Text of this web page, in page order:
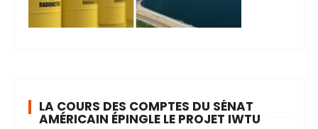
LA COURS DES COMPTES DU SÉNAT
AMÉRICAIN ÉPINGLE LE PROJET IWTU